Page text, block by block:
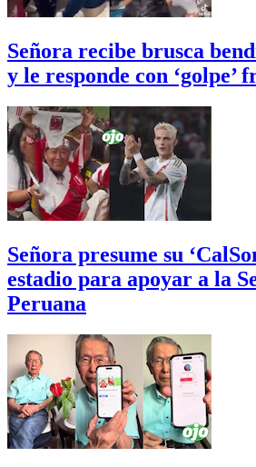
Señora recibe brusca
y le responde con ‘golpe’
Señora presume su
estadio para apoyar a la
Peruana